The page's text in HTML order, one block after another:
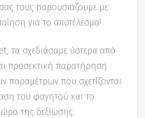
τους παρουσιάζουμε με
για το αποτέλεσμα!
τα σχεδιάσαμε ύστερα από
προσεκτική παρατήρηση
παραμέτρων που σχετίζονται
του φαγητού και το
της δεξίωσης.